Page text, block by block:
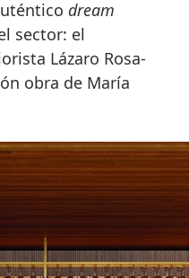
dream
sector: el
Lázaro Rosa-
obra de María